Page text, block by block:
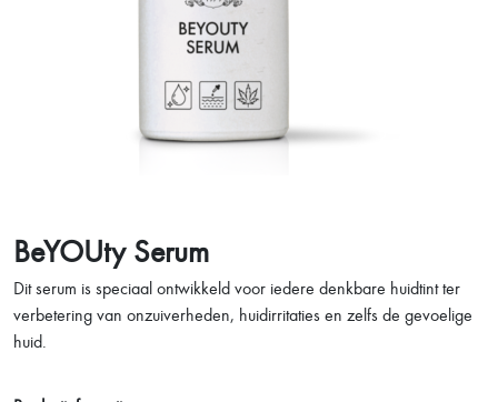
BeYOUty Serum
Dit serum is speciaal ontwikkeld voor iedere denkbare huidtint ter
verbetering van onzuiverheden, huidirritaties en zelfs de gevoelige
huid.